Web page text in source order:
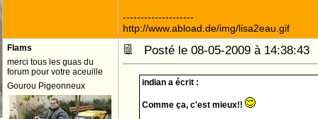
--------------------
http://www.abload.de/img/lisa2eau.gif
Flams
merci tous les guas du
forum pour votre aceuille
Gourou Pigeonneux
Posté le 08-05-2009 à
indian a écrit :
Comme ça, c'est mieux!!